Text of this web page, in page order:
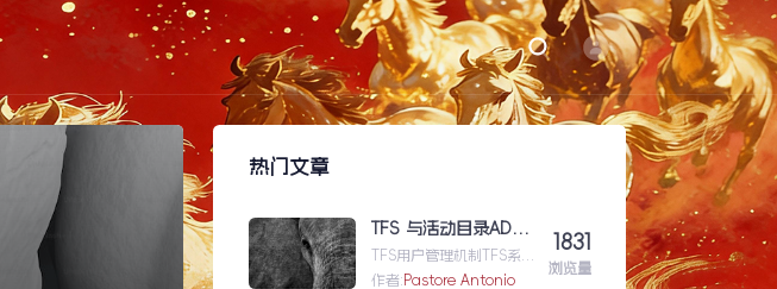
热门文章
TFS 与活动目录AD（Active Directory)的同步机制
TFS用户管理机制TFS系统
与企业域服务器用户系统
作者:Pastore Antonio
1831
浏览量